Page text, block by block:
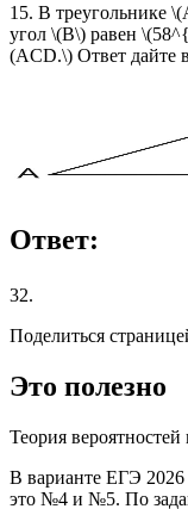
15. В треугольнике
угол \(B\) равен
(ACD.\) Ответ дайте
Ответ:
32.
Поделиться
Это полезно
Теория
В варианте ЕГЭ 2026
это №4 и №5. По